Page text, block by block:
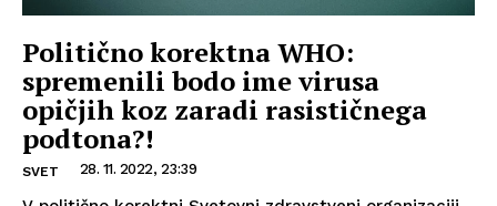
Politično korektna WHO:
spremenili bodo ime virusa
opičjih koz zaradi rasističnega
podtona?!
SVET 28. 11. 2022, 23:39